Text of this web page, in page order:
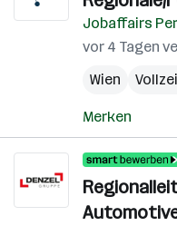
Jobaffairs
vor 4 Tagen
Wien
Merken